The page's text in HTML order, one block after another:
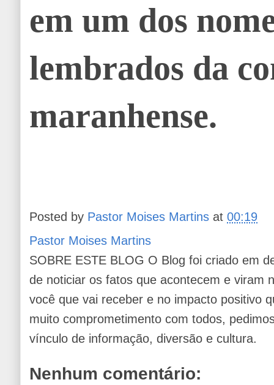
em um dos
lembrados da
maranhense.
Posted by Pastor Moises Martins at00:19
Pastor Moises Martins
SOBRE ESTE BLOG O Blog foi criado em
de noticiar os fatos que acontecem e viram
você que vai receber e no impacto positivo
muito comprometimento com todos,
vínculo de informação, diversão e cultura.
Nenhum comentário: